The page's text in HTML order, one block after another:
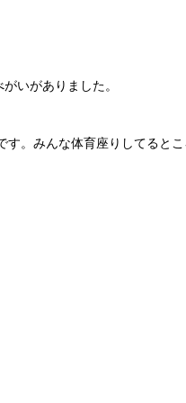
いがありました。
。みんな体育座りしてるとこ